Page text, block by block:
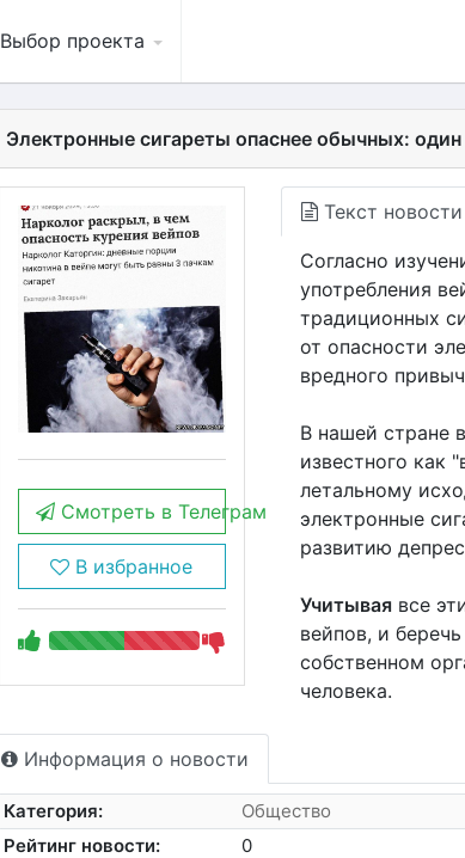
Выбор проекта
Электронные сигареты опаснее обычных:
Смотреть в Телеграм
В избранное
Текст новости
Согласно
употребления
традиционных
от опасности
вредного
В нашей стране
известного как
летальному
электронные
развитию
Учитываявсе
вейпов, и
собственном
человека.
Информация о новости
Категория:
Общество
Рейтинг новости:
0